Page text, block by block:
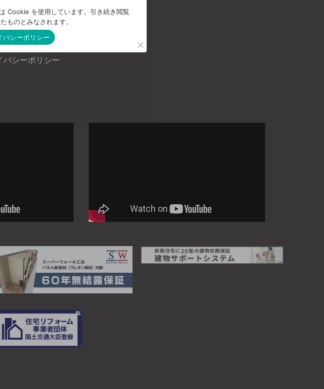
工務店について》
内
バシーポリシー
Cookie を使用しています。引き続き閲覧
ものとみなされます。
バシーポリシー